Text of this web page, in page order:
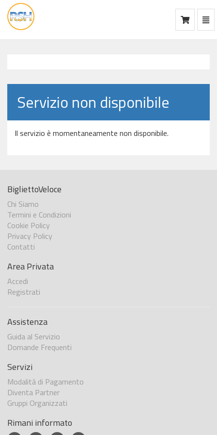
vai
alla
Servizio non disponibile
Il servizio è momentaneamente non disponibile.
BigliettoVeloce
Chi Siamo
Termini e Condizioni
Cookie Policy
Privacy Policy
Contatti
Area Privata
Accedi
Registrati
Assistenza
Guida al Servizio
Domande Frequenti
Servizi
Modalità di Pagamento
Diventa Partner
Gruppi Organizzati
Rimani informato